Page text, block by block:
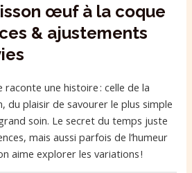
œuf à la coque
& ajustements
une histoire : celle de la
du plaisir de savourer le plus simple
soin. Le secret du temps juste
mais aussi parfois de l’humeur
aime explorer les variations !